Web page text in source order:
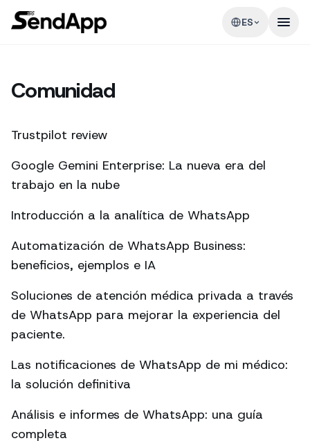
ES
Comunidad
Trustpilot review
Google Gemini Enterprise: La nueva era del
trabajo en la nube
Introducción a la analítica de WhatsApp
Automatización de WhatsApp Business:
beneficios, ejemplos e IA
Soluciones de atención médica privada a través
de WhatsApp para mejorar la experiencia del
paciente.
Las notificaciones de WhatsApp de mi médico:
la solución definitiva
Análisis e informes de WhatsApp: una guía
completa